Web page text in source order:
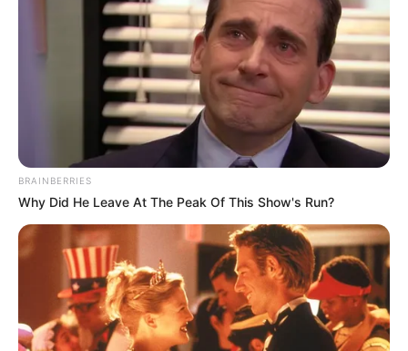
BRAINBERRIES
Why Did He Leave At The Peak Of This Show's Run?